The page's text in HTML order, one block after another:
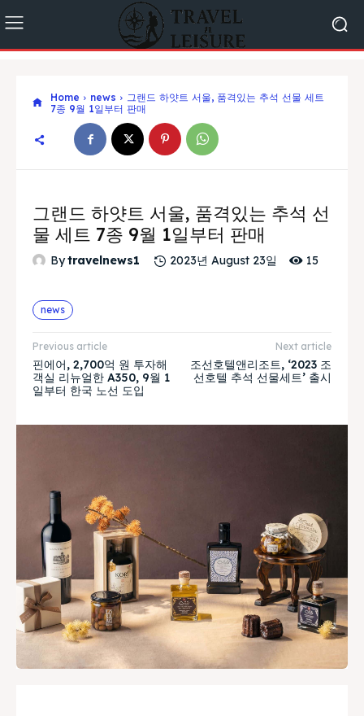
Home news
그랜드 하얏트 서울, 품격있는 추석 선물 세트
7종 9월 1일부터 판매
그랜드 하얏트 서울, 품격있는 추석 선
물 세트 7종 9월 1일부터 판매
Bytravelnews1 2023년 August 23일 15
news
Previous article
핀에어, 2,700억 원 투자해
객실 리뉴얼한 A350, 9월 1
일부터 한국 노선 도입
Next article
조선호텔앤리조트, ‘2023 조
선호텔 추석 선물세트’ 출시